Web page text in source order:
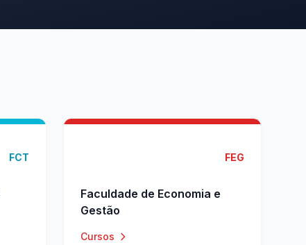
FCT FEG
Faculdade de Economia e
Gestão
Cursos